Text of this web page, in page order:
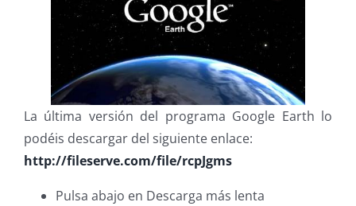
La última versión del programa Google Earth lo
podéis descargar del siguiente enlace:
http://fileserve.com/file/rcpJgms
Pulsa abajo en Descarga más lenta